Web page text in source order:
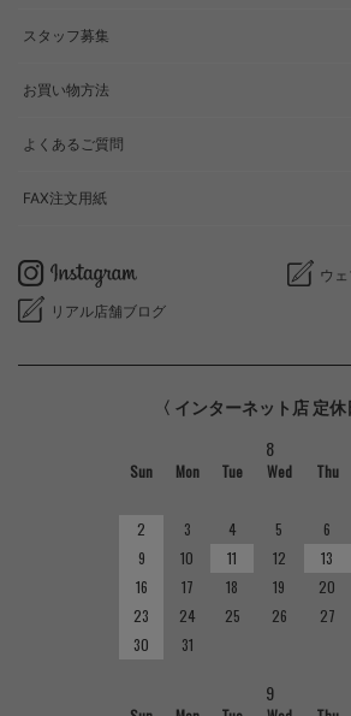
スタッフ募集
お買い物方法
よくあるご質問
FAX注文用紙
ウ
リアル店舗ブログ
〈 インターネット店 定休
8
Sun Mon Tue Wed Thu
2
3 4 5 6
9
10 11 12 13
16
17 18 19 20
23
24 25 26 27
30
31
9